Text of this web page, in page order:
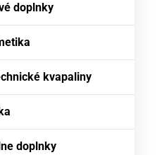
doplnky
kvapaliny
doplnky